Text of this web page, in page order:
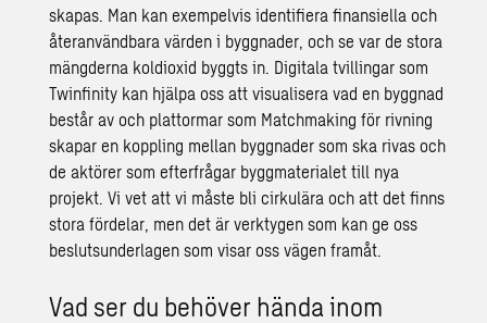
skapas. Man kan exempelvis identifiera finansiella och
återanvändbara värden i byggnader, och se var de stora
mängderna koldioxid byggts in. Digitala tvillingar som
Twinfinity kan hjälpa oss att visualisera vad en byggnad
består av och plattormar som Matchmaking för rivning
skapar en koppling mellan byggnader som ska rivas och
de aktörer som efterfrågar byggmaterialet till nya
projekt. Vi vet att vi måste bli cirkulära och att det finns
stora fördelar, men det är verktygen som kan ge oss
beslutsunderlagen som visar oss vägen framåt.
Vad ser du behöver hända inom